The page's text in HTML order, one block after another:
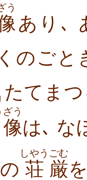
う
あり､
のごと
たてま
像
ざう
は､ な
の 荘
しやう
厳
ごむ